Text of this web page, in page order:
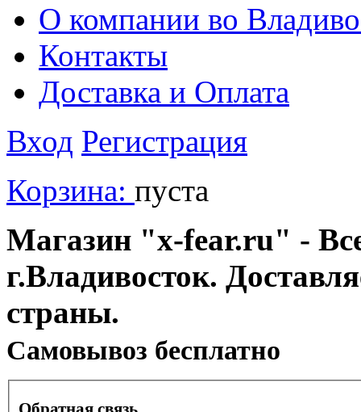
О компании во
Контакты
Доставка и Оплата
Вход Регистрация
Корзина: пуста
Магазин "x-fear.ru" -
г.Владивосток.
страны.
Cамовывоз бесплатно